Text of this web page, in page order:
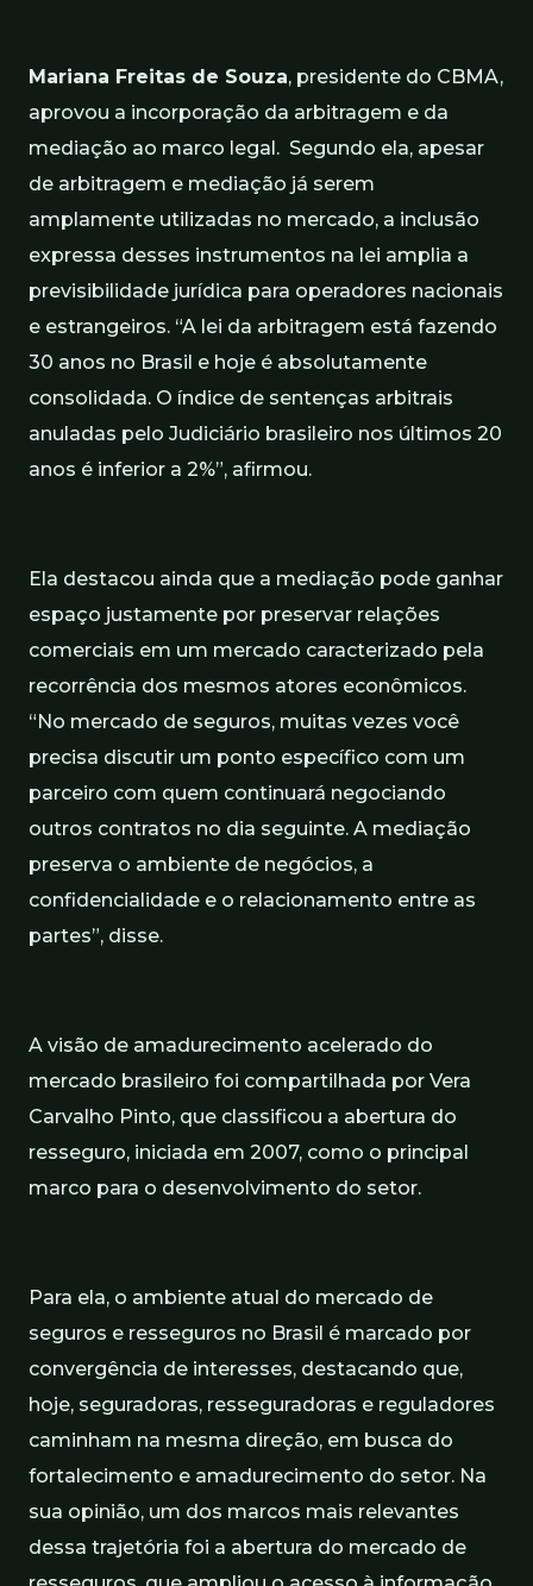
Mariana Freitas de Souza, presidente do CBMA,
aprovou a incorporação da arbitragem e da
mediação ao marco legal. Segundo ela, apesar
de arbitragem e mediação já serem
amplamente utilizadas no mercado, a inclusão
expressa desses instrumentos na lei amplia a
previsibilidade jurídica para operadores nacionais
e estrangeiros. “A lei da arbitragem está fazendo
30 anos no Brasil e hoje é absolutamente
consolidada. O índice de sentenças arbitrais
anuladas pelo Judiciário brasileiro nos últimos 20
anos é inferior a 2%”, afirmou.
Ela destacou ainda que a mediação pode ganhar
espaço justamente por preservar relações
comerciais em um mercado caracterizado pela
recorrência dos mesmos atores econômicos.
“No mercado de seguros, muitas vezes você
precisa discutir um ponto específico com um
parceiro com quem continuará negociando
outros contratos no dia seguinte. A mediação
preserva o ambiente de negócios, a
confidencialidade e o relacionamento entre as
partes”, disse.
A visão de amadurecimento acelerado do
mercado brasileiro foi compartilhada por Vera
Carvalho Pinto, que classificou a abertura do
resseguro, iniciada em 2007, como o principal
marco para o desenvolvimento do setor.
Para ela, o ambiente atual do mercado de
seguros e resseguros no Brasil é marcado por
convergência de interesses, destacando que,
hoje, seguradoras, resseguradoras e reguladores
caminham na mesma direção, em busca do
fortalecimento e amadurecimento do setor. Na
sua opinião, um dos marcos mais relevantes
dessa trajetória foi a abertura do mercado de